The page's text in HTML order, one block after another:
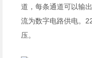
道，每条通道可以输
流为数字电路供电。
压。